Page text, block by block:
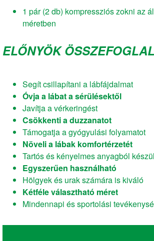
1 pár (2 db) kompressziós zokni az
méretben
ELŐNYÖK
Segít csillapítani a lábfájdalmat
Óvja a lábat a sérülésektől
Javítja a vérkeringést
Csökkenti a duzzanatot
Támogatja a gyógyulási folyamatot
Növeli a lábak komfortérzetét
Tartós és kényelmes anyagból
Egyszerűen használható
Hölgyek és urak számára is kiváló
Kétféle választható méret
Mindennapi és sportolási